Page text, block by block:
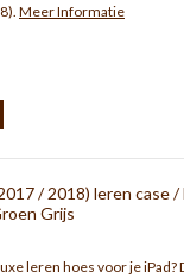
Meer Informatie
/ 2018) leren case
Grijs
leren hoes voor je